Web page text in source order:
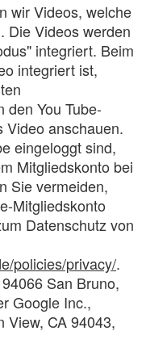
wir Videos, welche
Die Videos werden
integriert. Beim
integriert ist,
den You Tube-
Video anschauen.
eingeloggt sind,
Mitgliedskonto bei
Sie vermeiden,
Mitgliedskonto
Datenschutz von
policies/privacy/.
San Bruno,
Google Inc.,
View, CA 94043,